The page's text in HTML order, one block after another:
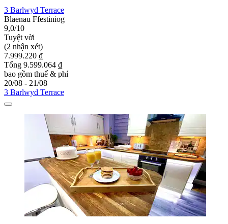
3 Barlwyd Terrace
Blaenau Ffestiniog
9,0/10
Tuyệt vời
(2 nhận xét)
7.999.220 ₫
Tổng 9.599.064 ₫
bao gồm thuế & phí
20/08 - 21/08
3 Barlwyd Terrace